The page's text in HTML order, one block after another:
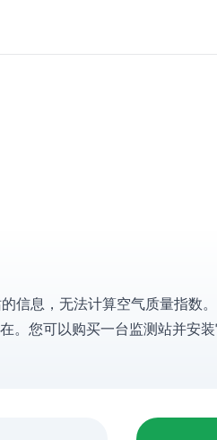
信息，无法计算空气质量指数。
。您可以购买一台监测站并安